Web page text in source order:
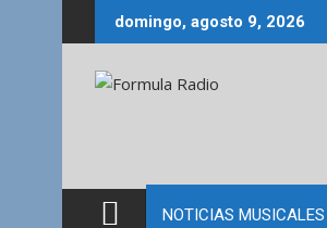
al
domingo, agosto 9, 2026
NOTICIAS MUSICALES